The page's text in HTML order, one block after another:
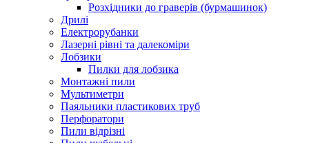
Розхідники до граверів (бурмашинок)
Дрилі
Електрорубанки
Лазерні рівні та далекоміри
Лобзики
Пилки для лобзика
Монтажні пили
Мультиметри
Паяльники пластикових труб
Перфоратори
Пили відрізні